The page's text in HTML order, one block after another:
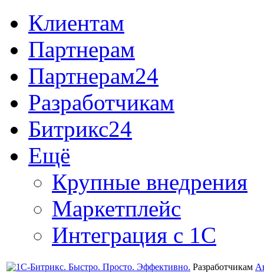
Клиентам
Партнерам
Партнерам24
Разработчикам
Битрикс24
Ещё
Крупные внедрения
Маркетплейс
Интеграция с 1С
Разработчикам